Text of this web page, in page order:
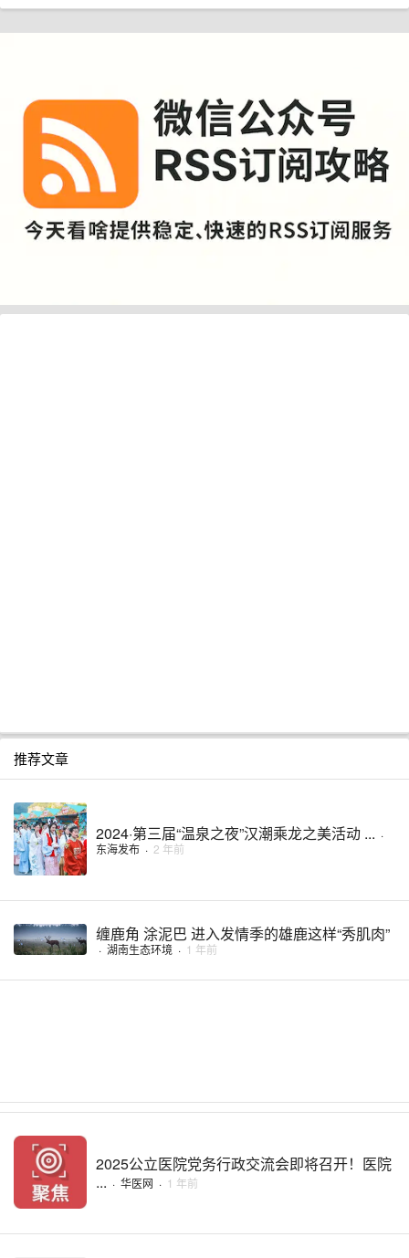
推荐文章
2024·第三届“温泉之夜”汉潮乘龙之美活动 ... ·
东海发布 · 2 年前
缠鹿角 涂泥巴 进入发情季的雄鹿这样“秀肌肉”
· 湖南生态环境 · 1 年前
2025公立医院党务行政交流会即将召开！医院
... · 华医网 · 1 年前